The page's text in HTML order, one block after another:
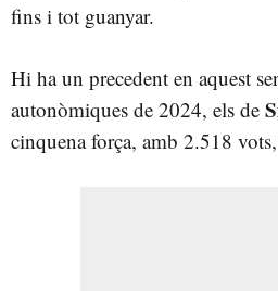
fins i tot guanyar.
Hi ha un precedent en aquest
autonòmiques de 2024, els de
cinquena força, amb 2.518